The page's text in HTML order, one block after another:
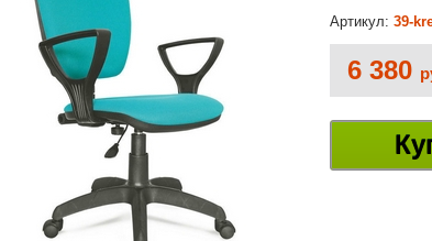
Артикул: 39-
6 380